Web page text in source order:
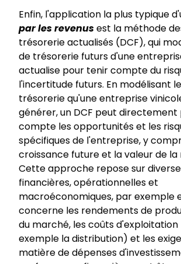
Enfin, l'application la plus typique
par les revenusest la méthode
trésorerie actualisés (DCF), qui
de trésorerie futurs d'une
actualise pour tenir compte du
l'incertitude futurs. En modélisant
trésorerie qu'une entreprise
générer, un DCF peut
compte les opportunités et les
spécifiques de l'entreprise, y
croissance future et la valeur de la
Cette approche repose sur
financières, opérationnelles et
macroéconomiques, par exemple
concerne les rendements de
du marché, les coûts
exemple la distribution) et les
matière de dépenses